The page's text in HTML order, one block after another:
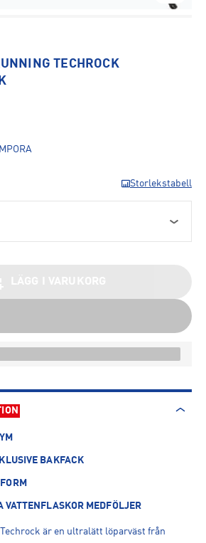
TECHROCK
Storlekstabell
BAKFACK
MEDFÖLJER
Techrock är en ultralätt löparväst från